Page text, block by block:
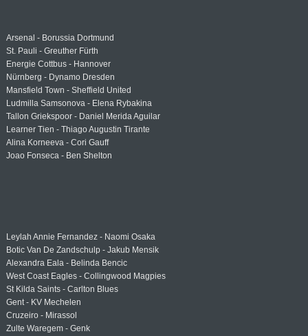
Arsenal - Borussia Dortmund
St. Pauli - Greuther Fürth
Energie Cottbus - Hannover
Nürnberg - Dynamo Dresden
Mansfield Town - Sheffield United
Ludmilla Samsonova - Elena Rybakina
Tallon Griekspoor - Daniel Merida Aguilar
Learner Tien - Thiago Augustin Tirante
Alina Korneeva - Cori Gauff
Joao Fonseca - Ben Shelton
Leylah Annie Fernandez - Naomi Osaka
Botic Van De Zandschulp - Jakub Mensik
Alexandra Eala - Belinda Bencic
West Coast Eagles - Collingwood Magpies
St Kilda Saints - Carlton Blues
Gent - KV Mechelen
Cruzeiro - Mirassol
Zulte Waregem - Genk